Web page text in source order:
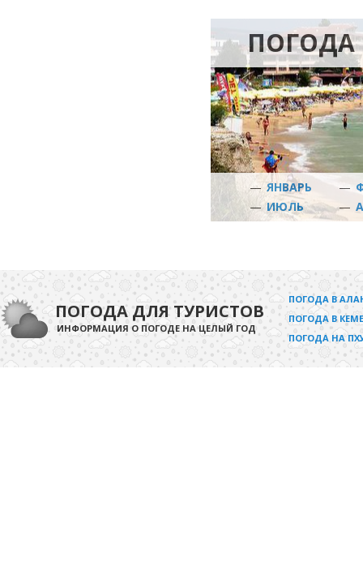
ПОГОДА
— ЯНВАРЬ —
— ИЮЛЬ —
ПОГОДА ДЛЯ ТУРИСТОВ
ИНФОРМАЦИЯ О ПОГОДЕ НА ЦЕЛЫЙ ГОД
ПОГОДА В
ПОГОДА В
ПОГОДА НА